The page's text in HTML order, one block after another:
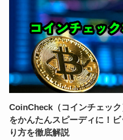
CoinCheck（コインチェッ
をかんたんスピーディに！
り方を徹底解説